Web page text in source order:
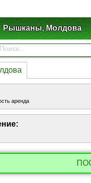
Рышканы, Молдова
аренда